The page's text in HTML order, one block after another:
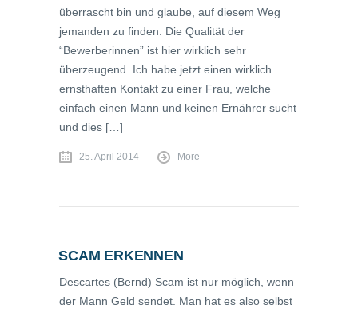
überrascht bin und glaube, auf diesem Weg
jemanden zu finden. Die Qualität der
“Bewerberinnen” ist hier wirklich sehr
überzeugend. Ich habe jetzt einen wirklich
ernsthaften Kontakt zu einer Frau, welche
einfach einen Mann und keinen Ernährer sucht
und dies […]
25. April 2014 More
SCAM ERKENNEN
Descartes (Bernd) Scam ist nur möglich, wenn
der Mann Geld sendet. Man hat es also selbst